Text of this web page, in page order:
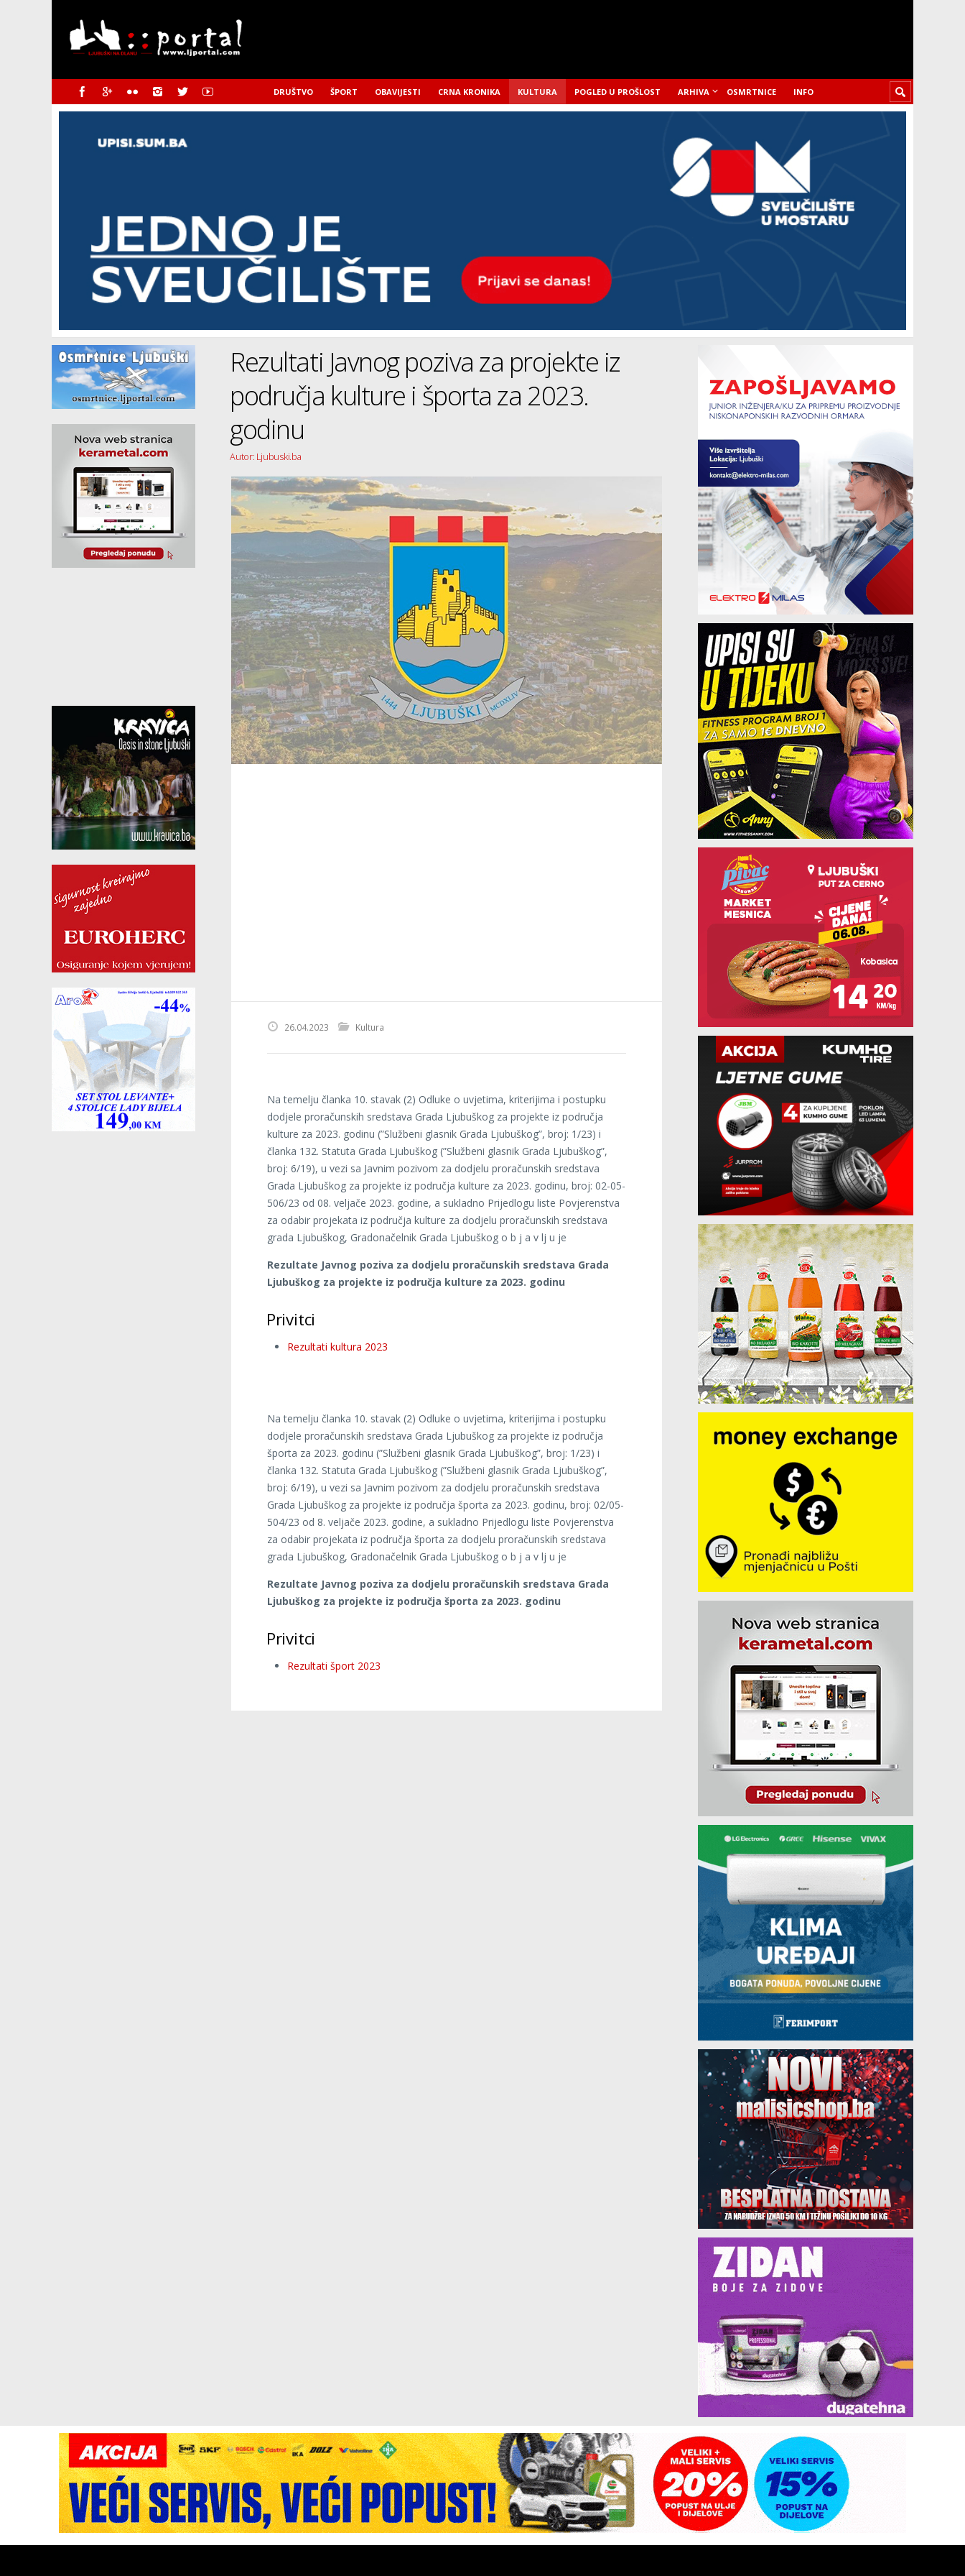
DRUŠTVO ŠPORT OBAVIJESTI CRNA KRONIKA KULTURA POGLED U PROŠLOST ARHIVA OSMRTNICE INFO
Rezultati Javnog poziva za projekte iz
područja kulture i športa za 2023.
godinu
Autor: Ljubuski.ba
26.04.2023 Kultura
Na temelju članka 10. stavak (2) Odluke o uvjetima, kriterijima i postupku
dodjele proračunskih sredstava Grada Ljubuškog za projekte iz područja
kulture za 2023. godinu (”Službeni glasnik Grada Ljubuškog”, broj: 1/23) i
članka 132. Statuta Grada Ljubuškog (”Službeni glasnik Grada Ljubuškog”,
broj: 6/19), u vezi sa Javnim pozivom za dodjelu proračunskih sredstava
Grada Ljubuškog za projekte iz područja kulture za 2023. godinu, broj: 02-05-
506/23 od 08. veljače 2023. godine, a sukladno Prijedlogu liste Povjerenstva
za odabir projekata iz područja kulture za dodjelu proračunskih sredstava
grada Ljubuškog, Gradonačelnik Grada Ljubuškog o b j a v lj u je
Rezultate Javnog poziva za dodjelu proračunskih sredstava Grada
Ljubuškog za projekte iz područja kulture za 2023. godinu
Privitci
Rezultati kultura 2023
Na temelju članka 10. stavak (2) Odluke o uvjetima, kriterijima i postupku
dodjele proračunskih sredstava Grada Ljubuškog za projekte iz područja
športa za 2023. godinu (”Službeni glasnik Grada Ljubuškog”, broj: 1/23) i
članka 132. Statuta Grada Ljubuškog (”Službeni glasnik Grada Ljubuškog”,
broj: 6/19), u vezi sa Javnim pozivom za dodjelu proračunskih sredstava
Grada Ljubuškog za projekte iz područja športa za 2023. godinu, broj: 02/05-
504/23 od 8. veljače 2023. godine, a sukladno Prijedlogu liste Povjerenstva
za odabir projekata iz područja športa za dodjelu proračunskih sredstava
grada Ljubuškog, Gradonačelnik Grada Ljubuškog o b j a v lj u je
Rezultate Javnog poziva za dodjelu proračunskih sredstava Grada
Ljubuškog za projekte iz područja športa za 2023. godinu
Privitci
Rezultati šport 2023